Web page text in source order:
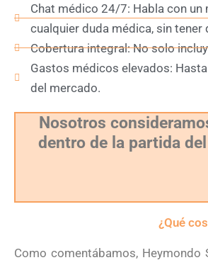
Chat médico 24/7: Habla con
cualquier duda médica, sin tener
Cobertura integral: No solo
Gastos médicos elevados:
del mercado.
Nosotros
dentro de la partida
¿Qué
Como comentábamos, Heymondo